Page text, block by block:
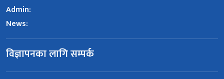
Admin:
News:
विज्ञापनका लागि सम्पर्क